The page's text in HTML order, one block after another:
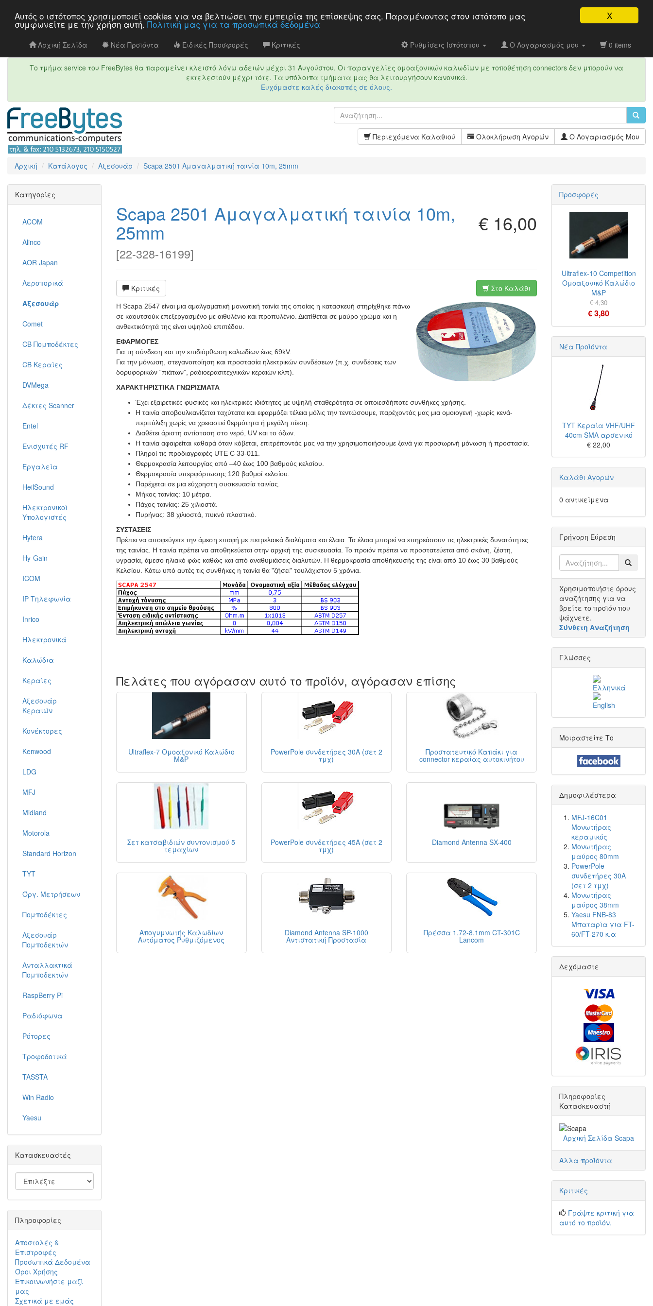
X
Αυτός ο ιστότοπος χρησιμοποιεί cookies για να βελτιώσει την εμπειρία της επίσκεψης σας. Παραμένοντας στον ιστότοπo μας
συμφωνείτε με την χρήση αυτή. Πολιτική μας για τα προσωπικά δεδομένα
Αρχική Σελίδα Νέα Προϊόντα Ειδικές Προσφορές Κριτικές Ρυθμίσεις Ιστότοπου Ο Λογαριασμός μου 0 items
Το τμήμα service του FreeBytes θα παραμείνει κλειστό λόγω αδειών μέχρι 31 Αυγούστου. Οι παραγγελίες ομοαξονικών καλωδίων με τοποθέτηση connectors δεν μπορούν να
εκτελεστούν μέχρι τότε. Τα υπόλοιπα τμήματα μας θα λειτουργήσουν κανονικά.
Ευχόμαστε καλές διακοπές σε όλους.
Περιεχόμενα Καλαθιού Ολοκλήρωση Αγορών Ο Λογαριασμός Μου
Αρχική Κατάλογος Αξεσουάρ Scapa 2501 Αμαγαλματική ταινία 10m, 25mm
€ 16,00
Scapa 2501 Αμαγαλματική ταινία 10m,
25mm
[22-328-16199]
Κριτικές Στο Καλάθι
Η Scapa 2547 είναι μια αμαλγαματική μονωτική ταινία της οποίας η κατασκευή στηρίχθηκε πάνω
σε καουτσούκ επεξεργασμένο με αιθυλένιο και προπυλένιο. Διατίθεται σε μαύρο χρώμα και η
ανθεκτικότητά της είναι υψηλού επιπέδου.
ΕΦΑΡΜΟΓΕΣ
Για τη σύνδεση και την επιδιόρθωση καλωδίων έως 69kV.
Για την μόνωση, στεγανοποίηση και προστασία ηλεκτρικών συνδέσεων (π.χ. συνδέσεις των
δορυφορικών “πιάτων”, ραδιοερασιτεχνικών κεραιών κλπ).
ΧΑΡΑΚΤΗΡΙΣΤΙΚΑ ΓΝΩΡΙΣΜΑΤΑ
Έχει εξαιρετικές φυσικές και ηλεκτρικές ιδιότητες με υψηλή σταθερότητα σε οποιεσδήποτε συνθήκες χρήσης.
Η ταινία αποβουλκανίζεται ταχύτατα και εφαρμόζει τέλεια μόλις την τεντώσουμε, παρέχοντάς μας μια ομοιογενή -χωρίς κενά-
περιτύλιξη χωρίς να χρειαστεί θερμότητα ή μεγάλη πίεση.
Διαθέτει άριστη αντίσταση στο νερό, UV και το όζων.
Η ταινία αφαιρείται καθαρά όταν κόβεται, επιτρέποντάς μας να την χρησιμοποιήσουμε ξανά για προσωρινή μόνωση ή προστασία.
Πληροί τις προδιαγραφές UTE C 33-011.
Θερμοκρασία λειτουργίας από –40 έως 100 βαθμούς κελσίου.
Θερμοκρασία υπερφόρτωσης 120 βαθμοί κελσίου.
Παρέχεται σε μια εύχρηστη συσκευασία ταινίας.
Μήκος ταινίας: 10 μέτρα.
Πάχος ταινίας: 25 χιλιοστά.
Πυρήνας: 38 χιλιοστά, πυκνό πλαστικό.
ΣΥΣΤΑΣΕΙΣ
Πρέπει να αποφεύγετε την άμεση επαφή με πετρελαικά διαλύματα και έλαια. Τα έλαια μπορεί να επηρεάσουν τις ηλεκτρικές δυνατότητες
της ταινίας. Η ταινία πρέπει να αποθηκεύεται στην αρχική της συσκευασία. Το προιόν πρέπει να προστατεύεται από σκόνη, ζέστη,
υγρασία, άμεσο ηλιακό φώς καθώς και από αναθυμιάσεις διαλυτών. Η θερμοκρασία αποθήκευσής της είναι από 10 έως 30 βαθμούς
Κελσίου. Κάτω υπό αυτές τις συνθήκες η ταινία θα "ζήσει" τουλάχιστον 5 χρόνια.
Πελάτες που αγόρασαν αυτό το προϊόν, αγόρασαν επίσης
Ultraflex-7 Ομοαξονικό Καλώδιο
M&P
PowerPole συνδετήρες 30A (σετ 2
τμχ)
Προστατευτικό Καπάκι για
connector κεραίας αυτοκινήτου
Σετ κατσαβιδιών συντονισμού 5
τεμαχίων
PowerPole συνδετήρες 45A (σετ 2
τμχ)
Diamond Antenna SX-400
Απογυμνωτής Καλωδίων
Αυτόματος Ρυθμιζόμενος
Diamond Antenna SP-1000
Αντιστατική Προστασία
Πρέσσα 1.72-8.1mm CT-301C
Lancom
Κατηγορίες
ACOM
Alinco
AOR Japan
Αεροπορικά
Αξεσουάρ
Comet
CB Πομποδέκτες
CB Κεραίες
DVMega
Δέκτες Scanner
Entel
Ενισχυτές RF
Εργαλεία
HeilSound
Ηλεκτρονικοί
Υπολογιστές
Hytera
Hy-Gain
ICOM
IP Τηλεφωνία
Inrico
Ηλεκτρονικά
Καλώδια
Κεραίες
Αξεσουάρ
Κεραιών
Κονέκτορες
Kenwood
LDG
MFJ
Midland
Motorola
Standard Horizon
TYT
Όργ. Μετρήσεων
Πομποδέκτες
Αξεσουάρ
Πομποδεκτών
Ανταλλακτικά
Πομποδεκτών
RaspBerry Pi
Ραδιόφωνα
Ρότορες
Τροφοδοτικά
TASSTA
Win Radio
Yaesu
Κατασκευαστές
Πληροφορίες
Αποστολές &
Επιστροφές
Προσωπικά Δεδομένα
Όροι Χρήσης
Επικοινωνήστε μαζί
μας
Σχετικά με εμάς
Προσφορές
Ultraflex-10 Competition
Ομοαξονικό Καλώδιο
M&P
€ 4,30
€ 3,80
Νέα Προϊόντα
TYT Κεραία VHF/UHF
40cm SMA αρσενικό
€ 22,00
Καλάθι Αγορών
0 αντικείμενα
Γρήγορη Εύρεση
Χρησιμοποιήστε όρους
αναζήτησης για να
βρείτε το προϊόν που
ψάχνετε.
Σύνθετη Αναζήτηση
Γλώσσες
Μοιραστείτε Το
Δημοφιλέστερα
MFJ-16C01
Μονωτήρας
κεραμικός
Μονωτήρας
μαύρος 80mm
PowerPole
συνδετήρες 30A
(σετ 2 τμχ)
Μονωτήρας
μαύρος 38mm
Yaesu FNB-83
Μπαταρία για FT-
60/FT-270 κ.α
Δεχόμαστε
Πληροφορίες
Κατασκευαστή
Αρχική Σελίδα Scapa
Άλλα προϊόντα
Κριτικές
Γράψτε κριτική για
αυτό το προϊόν.